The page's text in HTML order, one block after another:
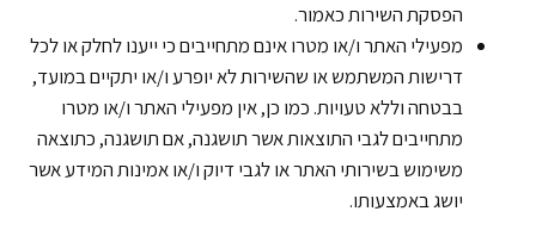
הפסקת השירות כאמור.
מפעילי האתר ו/או מטרו אינם מתחייבים כי ייענו לחלק או לכל
דרישות המשתמש או שהשירות לא יופרע ו/או יתקיים במועד,
בבטחה וללא טעויות. כמו כן, אין מפעילי האתר ו/או מטרו
מתחייבים לגבי התוצאות אשר תושגנה, אם תושגנה, כתוצאה
משימוש בשירותי האתר או לגבי דיוק ו/או אמינות המידע אשר
יושג באמצעותו.